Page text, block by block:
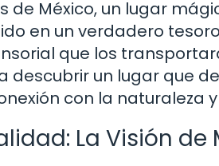
de México, un lugar
en un verdadero
que los
descubrir un lugar que
con la naturaleza
La Visión